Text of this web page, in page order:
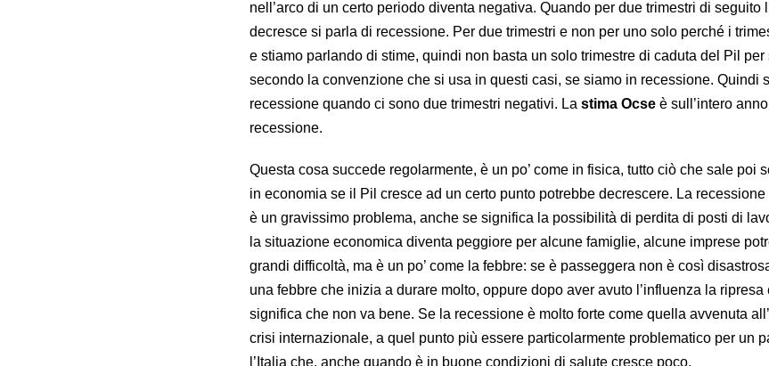
nell’arco di un certo periodo diventa negativa. Quando per due trimestri di seguito
decresce si parla di recessione. Per due trimestri e non per uno solo perché i
e stiamo parlando di stime, quindi non basta un solo trimestre di caduta del Pil per
secondo la convenzione che si usa in questi casi, se siamo in recessione. Quindi
recessione quando ci sono due trimestri negativi. La stima Ocse è sull’intero
recessione.
Questa cosa succede regolarmente, è un po’ come in fisica, tutto ciò che sale poi
in economia se il Pil cresce ad un certo punto potrebbe decrescere. La recessione
è un gravissimo problema, anche se significa la possibilità di perdita di posti di
la situazione economica diventa peggiore per alcune famiglie, alcune imprese
grandi difficoltà, ma è un po’ come la febbre: se è passeggera non è così
una febbre che inizia a durare molto, oppure dopo aver avuto l’influenza la ripresa
significa che non va bene. Se la recessione è molto forte come quella avvenuta
crisi internazionale, a quel punto più essere particolarmente problematico per un
l’Italia che, anche quando è in buone condizioni di salute cresce poco.